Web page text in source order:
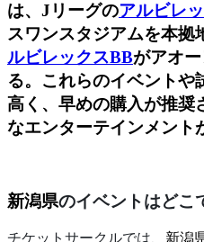
は、Jリーグのアルビレ
スワンスタジアムを本拠
ルビレックスBBがアオ
る。これらのイベントや
高く、早めの購入が推奨
なエンターテインメント
新潟県のイベントはどこ
チケットサークルでは、 新潟